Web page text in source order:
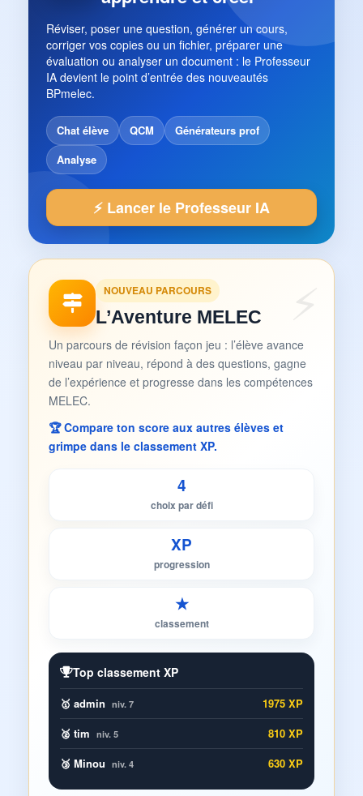
Réviser, poser une question, générer un cours,
corriger vos copies ou un fichier, préparer une
évaluation ou analyser un document : le Professeur
IA devient le point d’entrée des nouveautés
BPmelec.
Chat élève QCM
Générateurs prof
Analyse
⚡ Lancer le Professeur IA
NOUVEAU PARCOURS
L’Aventure MELEC
Un parcours de révision façon jeu : l’élève avance
niveau par niveau, répond à des questions, gagne
de l’expérience et progresse dans les compétences
MELEC.
🏆 Compare ton score aux autres élèves et
grimpe dans le classement XP.
4
choix par défi
XP
progression
★
classement
Top classement XP
🥇 admin niv. 7
1975 XP
🥈 tim niv. 5
810 XP
🥉 Minou niv. 4 630 XP